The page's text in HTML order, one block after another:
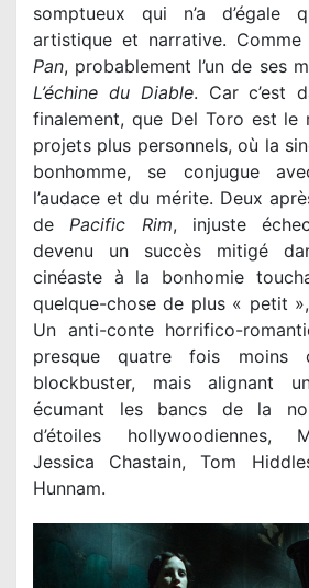
somptueux qui n’a d’égale
artistique et narrative. Comme
Pan, probablement l’un de ses
L’échine du Diable. Car c’est
finalement, que Del Toro est le
projets plus personnels, où la
bonhomme, se conjugue
l’audace et du mérite. Deux
de Pacific Rim, injuste
devenu un succès mitigé
cinéaste à la bonhomie
quelque-chose de plus « petit
Un anti-conte horrifico-
presque quatre fois moins
blockbuster, mais alignant
écumant les bancs de la
d’étoiles hollywoodiennes,
Jessica Chastain, Tom
Hunnam.